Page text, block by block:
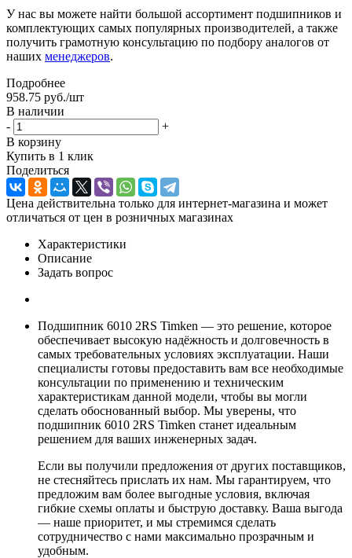
У нас вы можете найти большой ассортимент подшипников и
комплектующих самых популярных производителей, а также
получить грамотную консультацию по подбору аналогов от
наших менеджеров.
Подробнее
958.75 руб./шт
В наличии
-
+
В корзину
Купить в 1 клик
Поделиться
Цена действительна только для интернет-магазина и может
отличаться от цен в розничных магазинах
Характеристики
Описание
Задать вопрос
Подшипник 6010 2RS Timken — это решение, которое
обеспечивает высокую надёжность и долговечность в
самых требовательных условиях эксплуатации. Наши
специалисты готовы предоставить вам все необходимые
консультации по применению и техническим
характеристикам данной модели, чтобы вы могли
сделать обоснованный выбор. Мы уверены, что
подшипник 6010 2RS Timken станет идеальным
решением для ваших инженерных задач.
Если вы получили предложения от других поставщиков,
не стесняйтесь прислать их нам. Мы гарантируем, что
предложим вам более выгодные условия, включая
гибкие схемы оплаты и быструю доставку. Ваша выгода
— наше приоритет, и мы стремимся сделать
сотрудничество с нами максимально прозрачным и
удобным.